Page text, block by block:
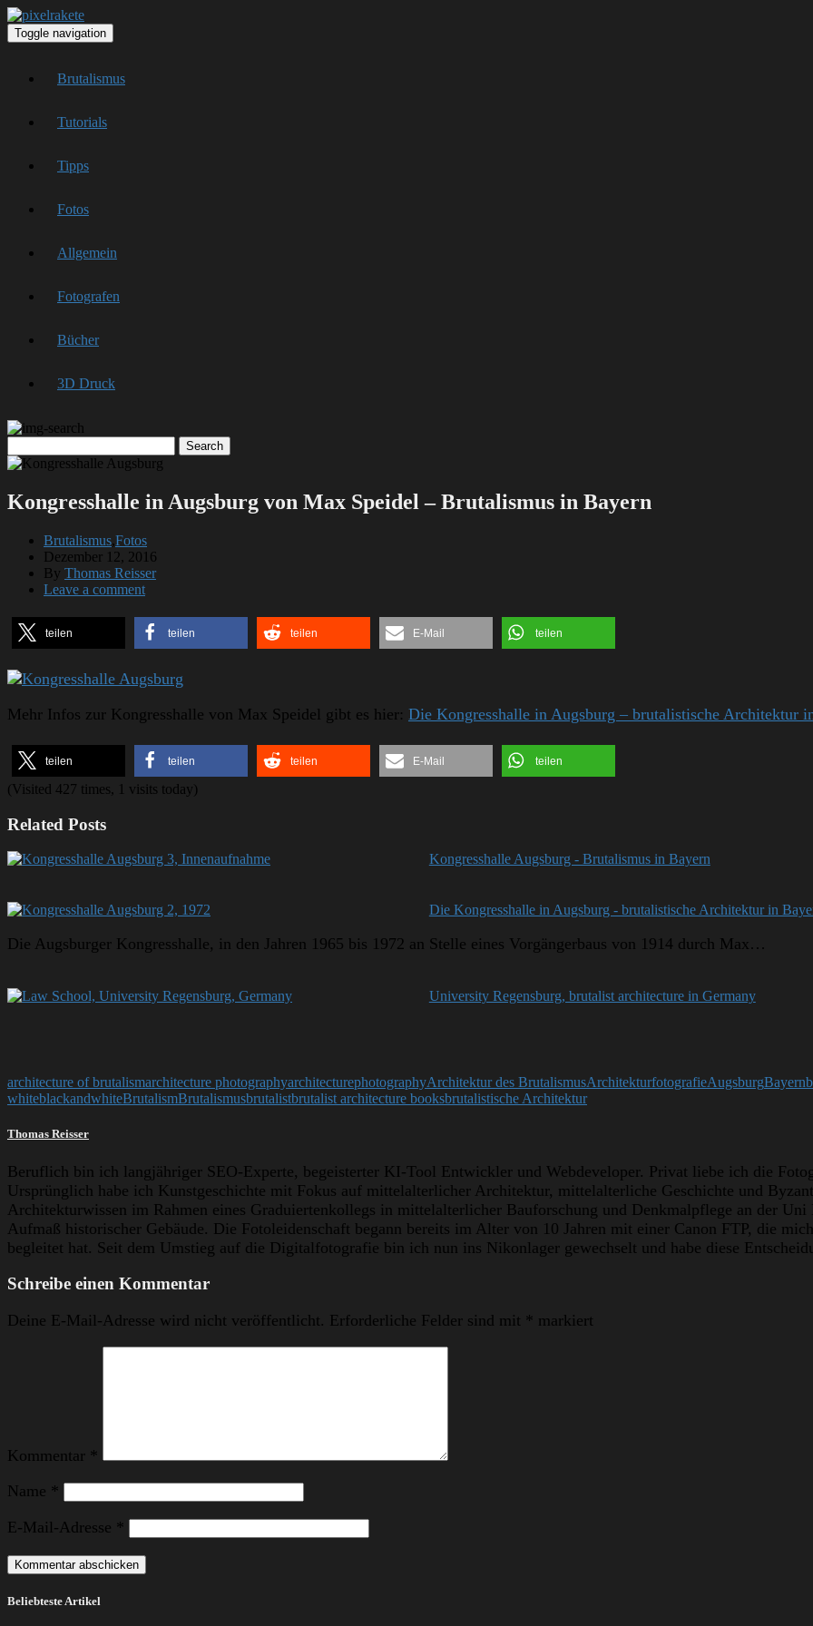
Toggle navigation
Brutalismus
Tutorials
Tipps
Fotos
Allgemein
Fotografen
Bücher
3D Druck
Kongresshalle in Augsburg von Max Speidel – Brutalismus in Bayern
Brutalismus,Fotos
Dezember 12, 2016
By Thomas Reisser
Leave a comment
teilen teilen teilen E-Mail teilen
Mehr Infos zur Kongresshalle von Max Speidel gibt es hier: Die Kongresshalle in Augsburg – brutalistische Architektur
teilen teilen teilen E-Mail teilen
(Visited 427 times, 1 visits today)
Related Posts
Kongresshalle Augsburg - Brutalismus in Bayern
Die Kongresshalle in Augsburg - brutalistische Architektur in
Die Augsburger Kongresshalle, in den Jahren 1965 bis 1972 an Stelle eines Vorgängerbaus von 1914 durch Max…
University Regensburg, brutalist architecture in Germany
architecture of brutalismarchitecture photographyarchitecturephotographyArchitektur des BrutalismusArchitekturfotografieAugsburgBayern
whiteblackandwhiteBrutalismBrutalismusbrutalistbrutalist architecture booksbrutalistische Architektur
Thomas Reisser
Beruflich bin ich langjähriger SEO-Experte, begeisterter KI-Tool Entwickler und Webdeveloper. Privat liebe ich die
Ursprünglich habe ich Kunstgeschichte mit Fokus auf mittelalterlicher Architektur, mittelalterliche Geschichte und
Architekturwissen im Rahmen eines Graduiertenkollegs in mittelalterlicher Bauforschung und Denkmalpflege an der
Aufmaß historischer Gebäude. Die Fotoleidenschaft begann bereits im Alter von 10 Jahren mit einer Canon FTP, die
begleitet hat. Seit dem Umstieg auf die Digitalfotografie bin ich nun ins Nikonlager gewechselt und habe diese
Schreibe einen Kommentar
Deine E-Mail-Adresse wird nicht veröffentlicht. Erforderliche Felder sind mit * markiert
Kommentar *
Name *
E-Mail-Adresse *
Beliebteste Artikel